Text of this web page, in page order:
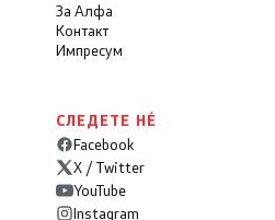
За Алфа
Контакт
Импресум
СЛЕДЕТЕ НÉ
Facebook
X / Twitter
YouTube
Instagram